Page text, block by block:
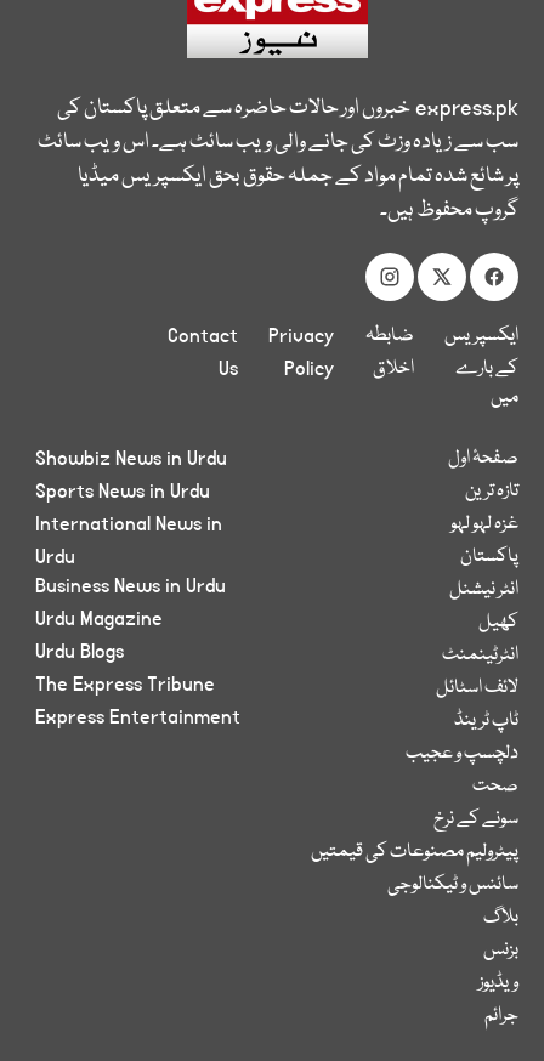
express.pkخبروں اور حالات حاضرہ سے متعلق پاکستان کی
سب سے زیادہ وزٹ کی جانے والی ویب سائٹ ہے۔ اس ویب سائٹ
پر شائع شدہ تمام مواد کے جملہ حقوق بحق ایکسپریس میڈیا
گروپ محفوظ ہیں۔
ایکسپریس
کے بارے
میں
ضابطہ
اخلاق
Privacy
Policy
Contact
Us
صفحۂ اول
تازہ ترین
غزہ لہو لہو
پاکستان
انٹر نیشنل
کھیل
انٹرٹینمنٹ
لائف اسٹائل
ٹاپ ٹرینڈ
دلچسپ و عجیب
صحت
سونے کے نرخ
پیٹرولیم مصنوعات کی قیمتیں
سائنس و ٹیکنالوجی
بلاگ
بزنس
ویڈیوز
جرائم
Showbiz News in Urdu
Sports News in Urdu
International News in
Urdu
Business News in Urdu
Urdu Magazine
Urdu Blogs
The Express Tribune
Express Entertainment